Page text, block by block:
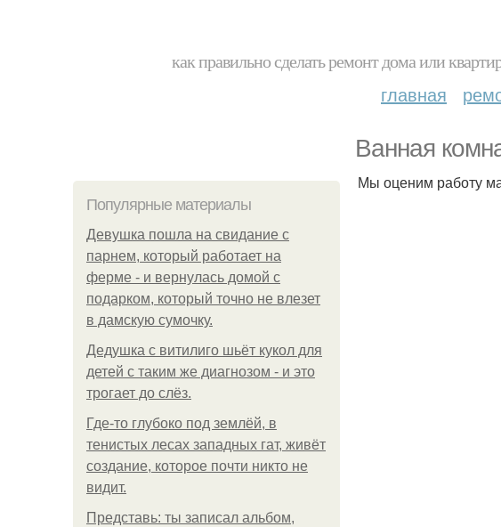
как правильно сделать ремонт дома или
главная
Ванная
Популярные материалы
Девушка пошла на свидание с
парнем, который работает на
ферме - и вернулась домой с
подарком, который точно не влезет
в дамскую сумочку.
Дедушка с витилиго шьёт кукол для
детей с таким же диагнозом - и это
трогает до слёз.
Где-то глубоко под землёй, в
тенистых лесах западных гат, живёт
создание, которое почти никто не
видит.
Представь: ты записал альбом,
Мы оценим работу